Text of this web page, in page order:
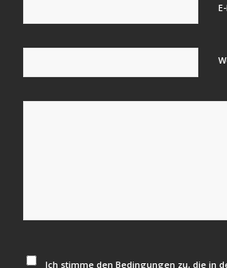
Ich stimme den Bedingungen zu, die in